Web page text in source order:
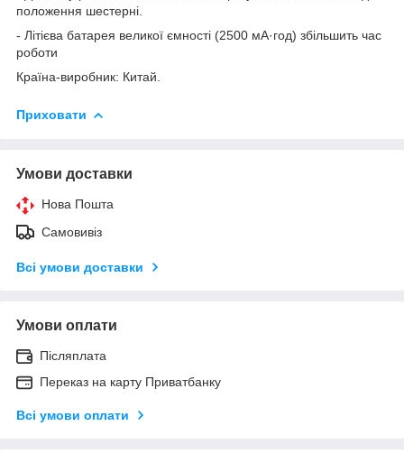
положення шестерні.
- Літієва батарея великої ємності (2500 мА·год) збільшить час
роботи
Країна-виробник: Китай.
Приховати
Умови доставки
Нова Пошта
Самовивіз
Всі умови доставки
Умови оплати
Післяплата
Переказ на карту Приватбанку
Всі умови оплати